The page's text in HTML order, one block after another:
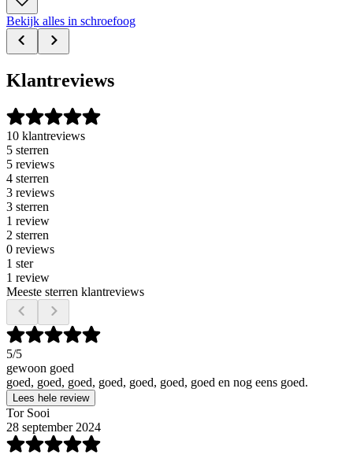
Bekijk alles in schroefoog
Klantreviews
10 klantreviews
5 sterren
5 reviews
4 sterren
3 reviews
3 sterren
1 review
2 sterren
0 reviews
1 ster
1 review
Meeste sterren klantreviews
5/5
gewoon goed
goed, goed, goed, goed, goed, goed, goed en nog eens goed.
Lees hele review
Tor Sooi
28 september 2024